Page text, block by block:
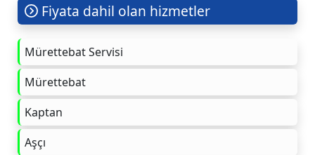
Fiyata dahil olan hizmetler
Mürettebat Servisi
Mürettebat
Kaptan
Aşçı